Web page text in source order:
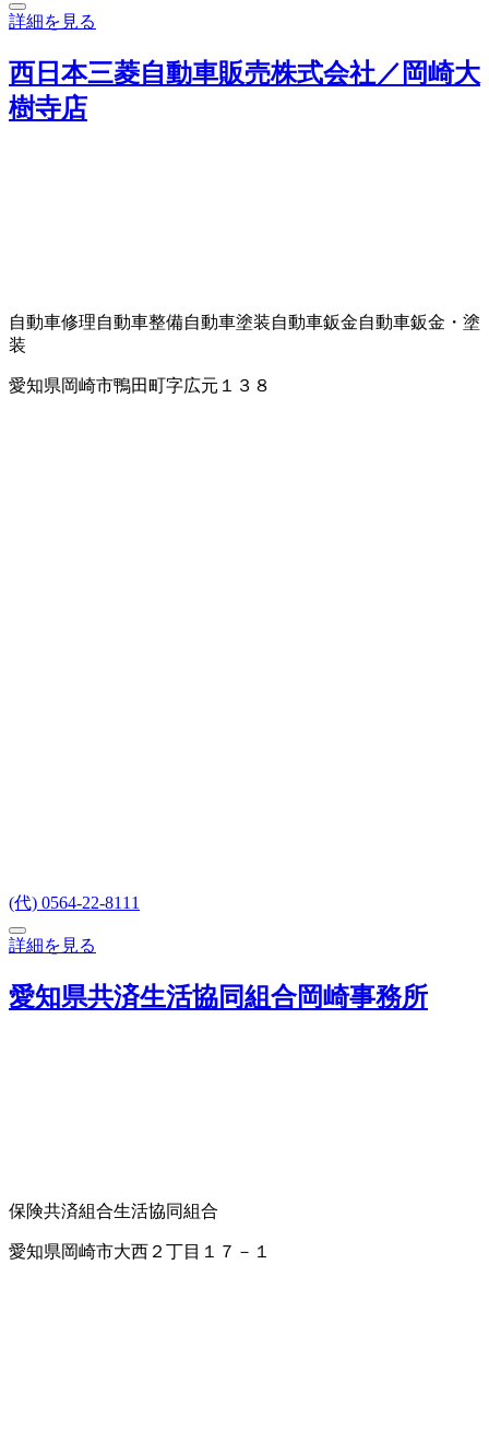
詳細を見る
西日本三菱自動車販売株式会社／岡崎大
樹寺店
自動車修理自動車整備自動車塗装自動車鈑金自動車鈑金・塗
装
愛知県岡崎市鴨田町字広元１３８
(代) 0564-22-8111
詳細を見る
愛知県共済生活協同組合岡崎事務所
保険共済組合生活協同組合
愛知県岡崎市大西２丁目１７－１